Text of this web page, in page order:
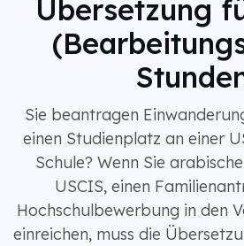
Übersetzung
Sie beantragen
einen Studienplatz an einer
Schule? Wenn Sie
USCIS, einen
Hochschulbewerbung in den
einreichen, muss die